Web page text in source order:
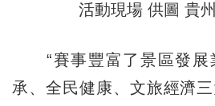
活動現場 供圖 貴
“賽事豐富了景區發展
承、全民健康、文旅經濟